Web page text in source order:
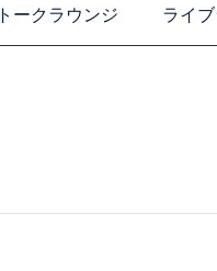
トークラウンジ ライ